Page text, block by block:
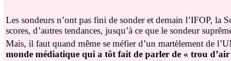
Les sondeurs n’ont pas fini de sonder et demain l’IFOP,
scores, d’autres tendances, jusqu’à ce que le sondeur
Mais, il faut quand même se méfier d’un martèlement de
monde médiatique qui a tôt fait de parler de « trou